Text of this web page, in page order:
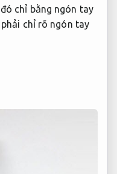
chỉ bằng ngón tay
chỉ rõ ngón tay